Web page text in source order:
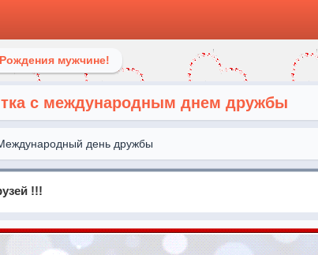
мужчине!
с международным днем дружбы
день дружбы
!!!